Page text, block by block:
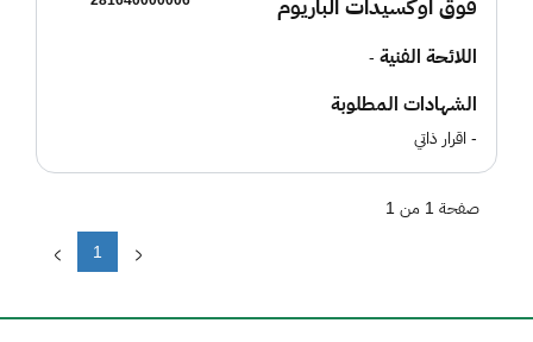
فوق اوكسيدات الباريوم
اللائحة الفنية -
الشهادات المطلوبة
- اقرار ذاتي
1
صفحة 1 من 1